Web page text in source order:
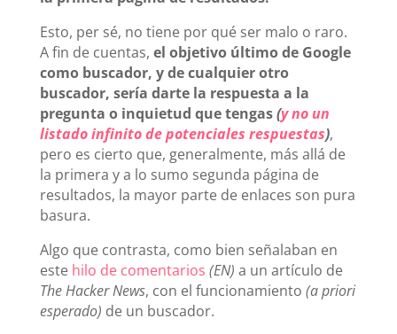
Esto, per sé, no tiene por qué ser malo o raro.
A fin de cuentas, el objetivo último de Google
como buscador, y de cualquier otro
buscador, sería darte la respuesta a la
pregunta o inquietud que tengas(y no un
listado infinito de potenciales respuestas),
pero es cierto que, generalmente, más allá de
la primera y a lo sumo segunda página de
resultados, la mayor parte de enlaces son pura
basura.
Algo que contrasta, como bien señalaban en
este hilo de comentarios (EN) a un artículo de
The Hacker News, con el funcionamiento (a priori
esperado) de un buscador.